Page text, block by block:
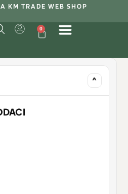
KM TRADE WEB SHOP
0
^